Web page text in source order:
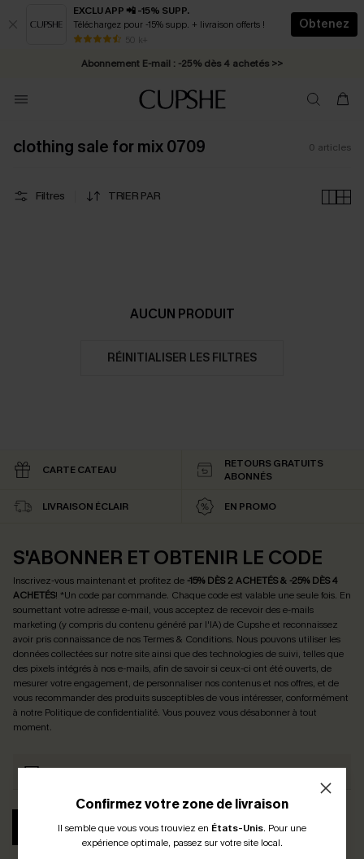
EXCLU APP 📲 -15% SUPP.
Téléchargez pour -15% supp. + livraison offerts !
50 k+
Obtenez
* Livraison éclair 2-3 jours ouvrés >>
Abonnement E-mail : -25% dès 4 achetés >>
clothing sale for mix 0709 0 articles
Filtres TRIER PAR
AUCUN PRODUIT
RÉINITIALISER LES FILTRES
Confirmez votre zone de livraison
Il semble que vous vous trouviez en États-Unis. Pour une
expérience optimale, passez sur votre site local.
CARTE CATEAU
RETOURS GRATUITS
ABONNÉS
LIVRAISON ÉCLAIR EN PROMO
S'ABONNER ET OBTENIR LE CODE
Inscrivez-vous maintenant et profitez de -15% DÈS 2 ACHETÉS & -25% DÈS 4
ACHETÉS! *Un code par commande. Chaque code est valable une seule fois. En
soumettant votre adresse e-mail, vous acceptez de recevoir des e-mails
marketing (y compris du contenu généré par l'IA) de Cupshe et reconnaissez
avoir pris connaissance de nosTermes & Conditions. Nous pouvons utiliser les
données collectées sur notre site ainsi que des technologies de suivi, telles que
des pixels intégrés à nos e-mails, afin de savoir si ceux-ci ont été ouverts, de
mesurer votre engagement, de personnaliser nos contenus et nos offres, et de
vous recommander des produits susceptibles de vous intéresser, conformément
à notre Politique de confidentialité. Vous pouvez vous désabonner à tout
moment.
S'ABONNER